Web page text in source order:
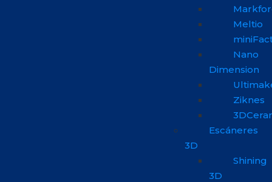
Meltio
Nano
Dimension
Ziknes
Escáneres
3D
Shining
3D